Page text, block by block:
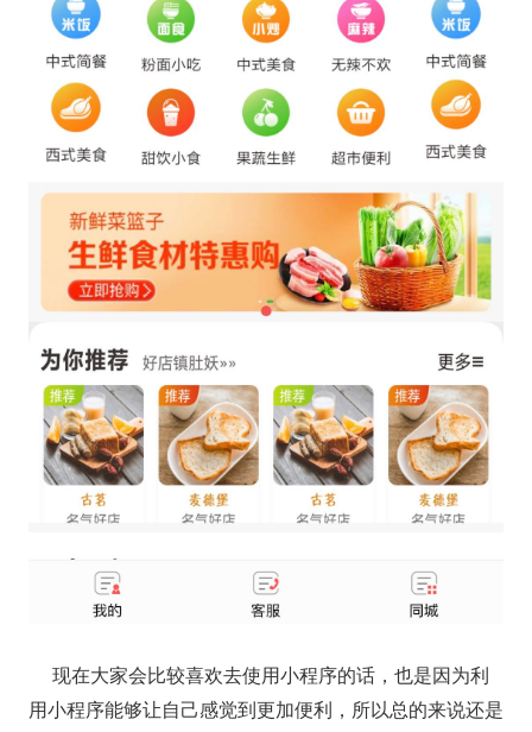
现在大家会比较喜欢去使用小程序的话，也是因为利
用小程序能够让自己感觉到更加便利，所以总的来说还是